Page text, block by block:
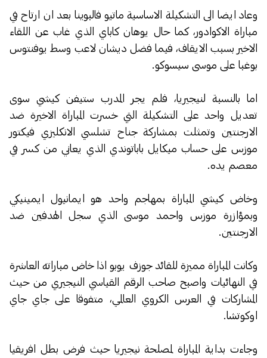
وعاد ايضا الى التشكيلة الاساسية ماتيو فالبوينا بعد ان ارتاح في
مباراة الاكوادور، كما حال يوهان كاباي الذي غاب عن اللقاء
الاخير بسبب الايقاف، فيما فضل ديشان لاعب وسط يوفنتوس
بوغبا على موسى سيسوكو.
اما بالنسبة لنيجيريا، فلم يجر المدرب ستيفن كيشي سوى
تعديل واحد على التشكيلة التي خسرت المباراة الاخيرة ضد
الارجنتين وتمثلت بمشاركة جناح تشلسي الانكليزي فيكتور
موزس على حساب ميكايل باباتوندي الذي يعاني من كسر في
معصم يده.
وخاض كيشي المباراة بمهاجم واحد هو ايمانيول ايمينيكي
وبمؤازرة موزس واحمد موسى الذي سجل الهدفين ضد
الارجنتين.
وكانت المباراة مميزة للقائد جوزف يوبو اذا خاض مباراته العاشرة
في النهائيات واصبح صاحب الرقم القياسي النيجيري من حيث
المشاركات في العرس الكروي العالمي، متفوقا على جاي جاي
اوكوتشا.
وجاءت بداية المباراة لمصلحة نيجيريا حيث فرض بطل افريقيا